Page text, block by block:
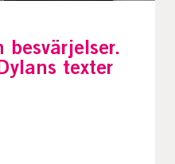
besvärjelser.
texter